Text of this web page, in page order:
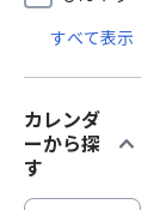
すべて表示
カレンダ
ーから探
す
expand_more